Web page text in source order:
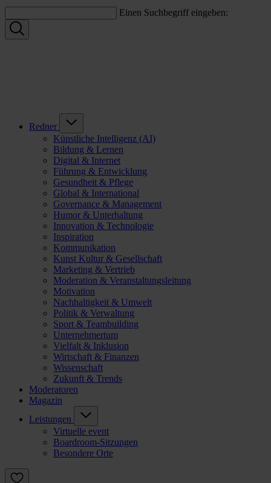
Einen Suchbegriff eingeben:
Redner
Künstliche Intelligenz (AI)
Bildung & Lernen
Digital & Internet
Führung & Entwicklung
Gesundheit & Pflege
Global & International
Governance & Management
Humor & Unterhaltung
Innovation & Technologie
Inspiration
Kommunikation
Kunst Kultur & Gesellschaft
Marketing & Vertrieb
Moderation & Veranstaltungsleitung
Motivation
Nachhaltigkeit & Umwelt
Politik & Verwaltung
Sport & Teambuilding
Unternehmertum
Vielfalt & Inklusion
Wirtschaft & Finanzen
Wissenschaft
Zukunft & Trends
Moderatoren
Magazin
Leistungen
Virtuelle event
Boardroom-Sitzungen
Besondere Orte